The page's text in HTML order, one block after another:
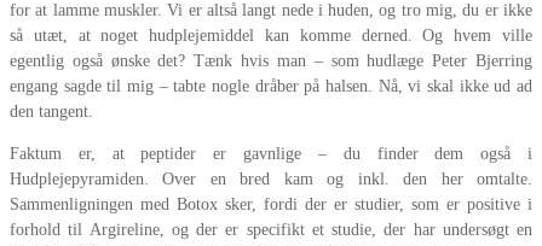
for at lamme muskler. Vi er altså langt nede i huden, og tro mig, du er ikke
så utæt, at noget hudplejemiddel kan komme derned. Og hvem ville
egentlig også ønske det? Tænk hvis man – som hudlæge Peter Bjerring
engang sagde til mig – tabte nogle dråber på halsen. Nå, vi skal ikke ud ad
den tangent.
Faktum er, at peptider er gavnlige – du finder dem også i
Hudplejepyramiden. Over en bred kam og inkl. den her omtalte.
Sammenligningen med Botox sker, fordi der er studier, som er positive i
forhold til Argireline, og der er specifikt et studie, der har undersøgt en